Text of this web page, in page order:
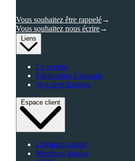
Liens
La société
Fabrication Française
Nos certifications
Espace client
Livraison rapide
Mentions légales
Vous souhaitez être rappelé
Vous souhaitez nous écrire